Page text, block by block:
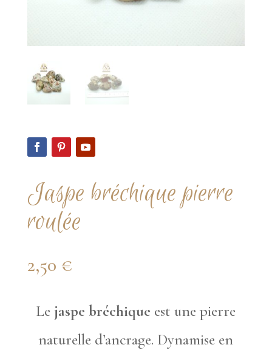
Jaspe bréchique pierre
roulée
2,50 €
Le jaspe bréchique est une pierre
naturelle d’ancrage. Dynamise en